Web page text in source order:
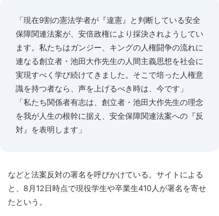
「現在9割の憲法学者が『違憲』と判断している安全
保障関連法案が、安倍政権により採決されようしてい
ます。私たちはガンジー、キングの人権闘争の流れに
連なる創立者・池田大作先生の人間主義思想を社会に
実現すべく学び続けてきました。そこで培った人権意
識を持つ者なら、声を上げるべき時は、今です」
「私たち関係者有志は、創立者・池田大作先生の理念
を我が人生の根幹に据え、安全保障関連法案への『反
対』を表明します」
などと法案反対の署名を呼びかけている。サイトによる
と、8月12日時点で現役学生や卒業生410人が署名を寄せ
たという。